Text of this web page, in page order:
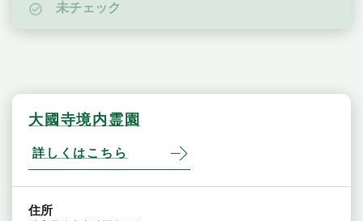
未チェック
大國寺境内霊園
詳しくはこちら
住所